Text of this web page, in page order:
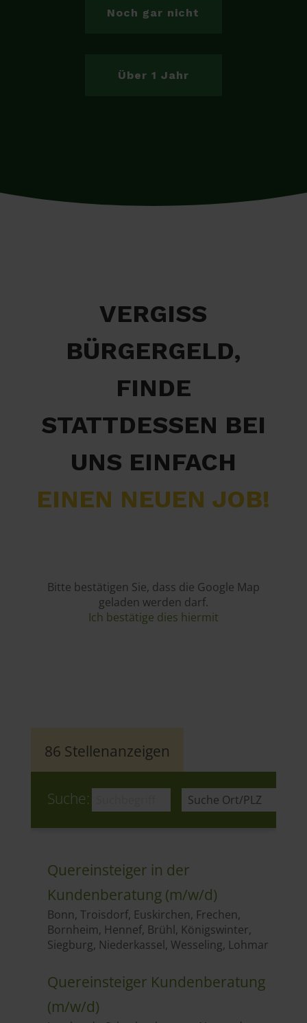
Noch gar nicht
Über 1 Jahr
VERGISS
BÜRGERGELD,
FINDE
STATTDESSEN BEI
UNS EINFACH
EINEN NEUEN JOB!